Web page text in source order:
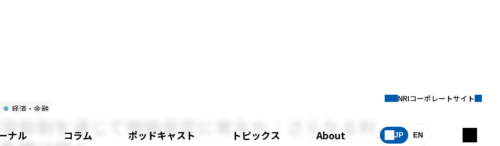
ナル コラム ポッドキャスト トピックス About JP EN
NRIコーポレートサイト
経済・金融
抑制を通じて物価安定に寄与か：さらなる利